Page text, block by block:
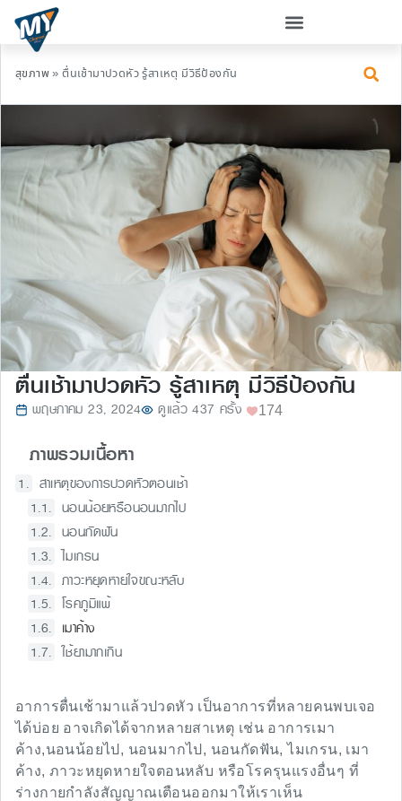
สุขภาพ»ตื่นเช้ามาปวดหัว รู้สาเหตุ มีวิธีป้องกัน
ตื่นเช้ามาปวดหัว รู้สาเหตุ มีวิธีป้องกัน
พฤษภาคม 23, 2024 ดูแล้ว 437 ครั้ง 174
ภาพรวมเนื้อหา
สาเหตุของการปวดหัวตอนเช้า
นอนน้อยหรือนอนมากไป
นอนกัดฟัน
ไมเกรน
ภาวะหยุดหายใจขณะหลับ
โรคภูมิแพ้
เมาค้าง
ใช้ยามากเกิน
อาการตื่นเช้ามาแล้วปวดหัว เป็นอาการที่หลายคนพบเจอ
ได้บ่อย อาจเกิดได้จากหลายสาเหตุ เช่น อาการเมา
ค้าง,นอนน้อยไป, นอนมากไป, นอนกัดฟัน, ไมเกรน, เมา
ค้าง, ภาวะหยุดหายใจตอนหลับ หรือโรครุนแรงอื่นๆ ที่
ร่างกายกำลังสัญญาณเตือนออกมาให้เราเห็น